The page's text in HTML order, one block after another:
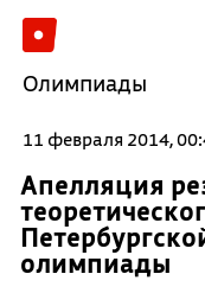
Олимпиады
11 февраля 2014,
Апелляция
олимпиады